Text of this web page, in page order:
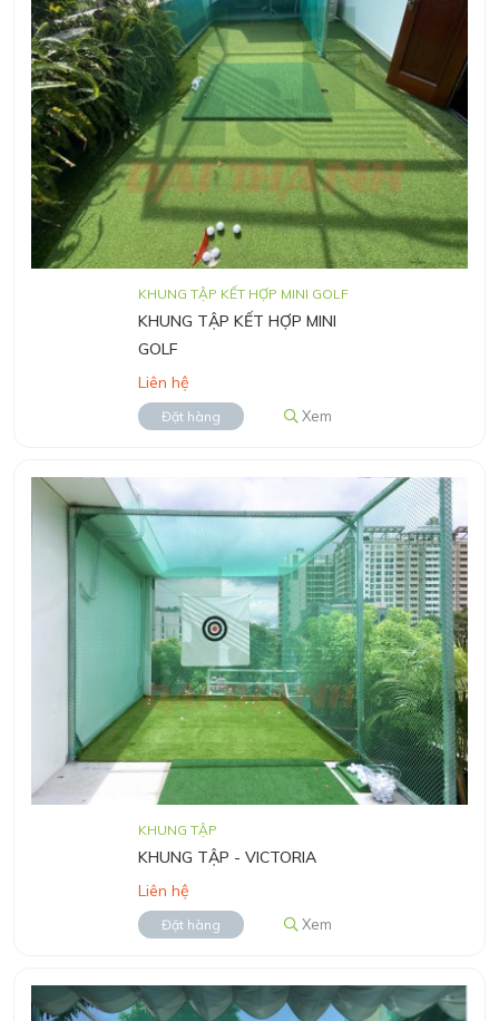
KHUNG TẬP KẾT HỢP MINI GOLF
KHUNG TẬP KẾT HỢP MINI
GOLF
Liên hệ
Đặt hàng Xem
KHUNG TẬP
KHUNG TẬP - VICTORIA
Liên hệ
Đặt hàng Xem